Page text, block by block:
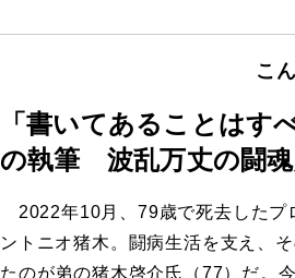
こ
「書いてあることは
の執筆 波乱万丈の闘
2022年10月、79歳で死去したプ
ントニオ猪木。闘病生活を支え、
たのが弟の猪木啓介氏（77）だ。